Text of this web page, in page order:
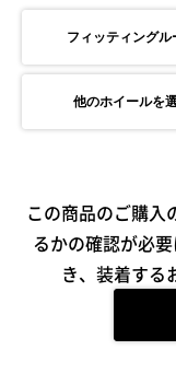
フィッティングル
他のホイールを
この商品のご購入
るかの確認が必要
き、装着する